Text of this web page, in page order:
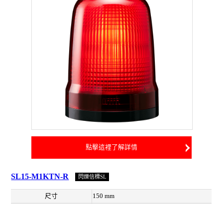
點擊這裡了解詳情
SL15-M1KTN-R 閃爍信標SL
尺寸
150 mm